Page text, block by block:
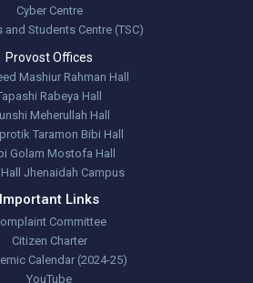
Cyber Centre
and Students Centre (TSC)
Provost Offices
Mashiur Rahman Hall
Rabeya Hall
Meherullah Hall
Taramon Bibi Hall
Golam Mostofa Hall
Jhenaidah Campus
Important Links
Committee
Citizen Charter
Calendar (2024-25)
YouTube